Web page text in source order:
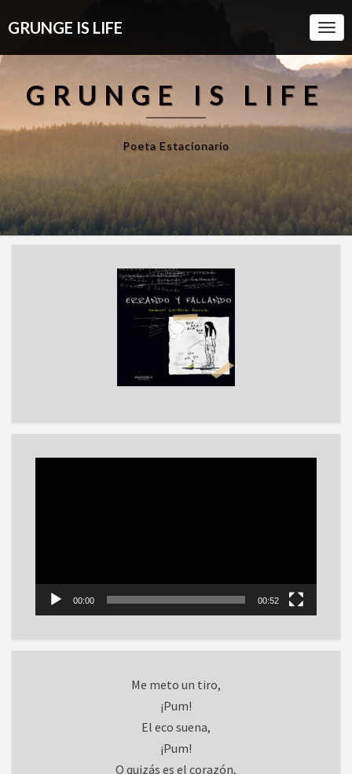
GRUNGE IS LIFE
GRUNGE IS LIFE
Poeta Estacionario
00:00 00:52
Me meto un tiro,
¡Pum!
El eco suena,
¡Pum!
O quizás es el corazón,